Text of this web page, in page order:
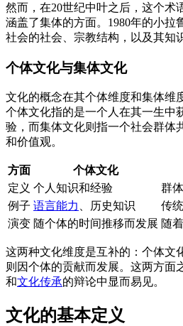
然而，在20世纪中叶之后，这个术
涵盖了集体的方面。1980年的小拉
社会的社会、宗教结构，以及其知
个体文化与集体文化
文化的概念在其个体维度和集体维
个体文化指的是一个人在其一生中
验，而集体文化则指一个社会群体
和价值观。
方面 个体文化
定义 个人知识和经验
群
例子 语言能力 、历史知识
传
演变 随个体的时间推移而发展 随
这两种文化维度是互补的：个体文
则因个体的贡献而发展。这两方面
和文化传承的辩论中显而易见。
文化的基本定义